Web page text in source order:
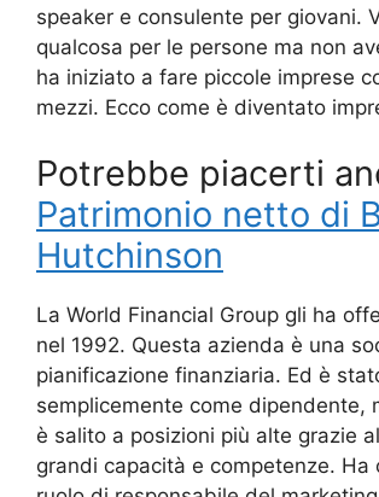
speaker e consulente per giovani.
qualcosa per le persone ma non
ha iniziato a fare piccole imprese
mezzi. Ecco come è diventato
Potrebbe piacerti
Patrimonio netto di
Hutchinson
La World Financial Group gli ha
nel 1992. Questa azienda è una
pianificazione finanziaria. Ed è
semplicemente come dipendente,
è salito a posizioni più alte grazie
grandi capacità e competenze. Ha